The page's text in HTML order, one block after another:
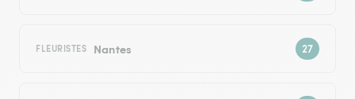
FLEURISTES Nantes